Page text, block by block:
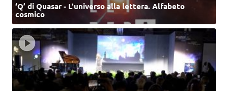
‘Q’ di Quasar - L'universo alla lettera. Alfabeto
cosmico